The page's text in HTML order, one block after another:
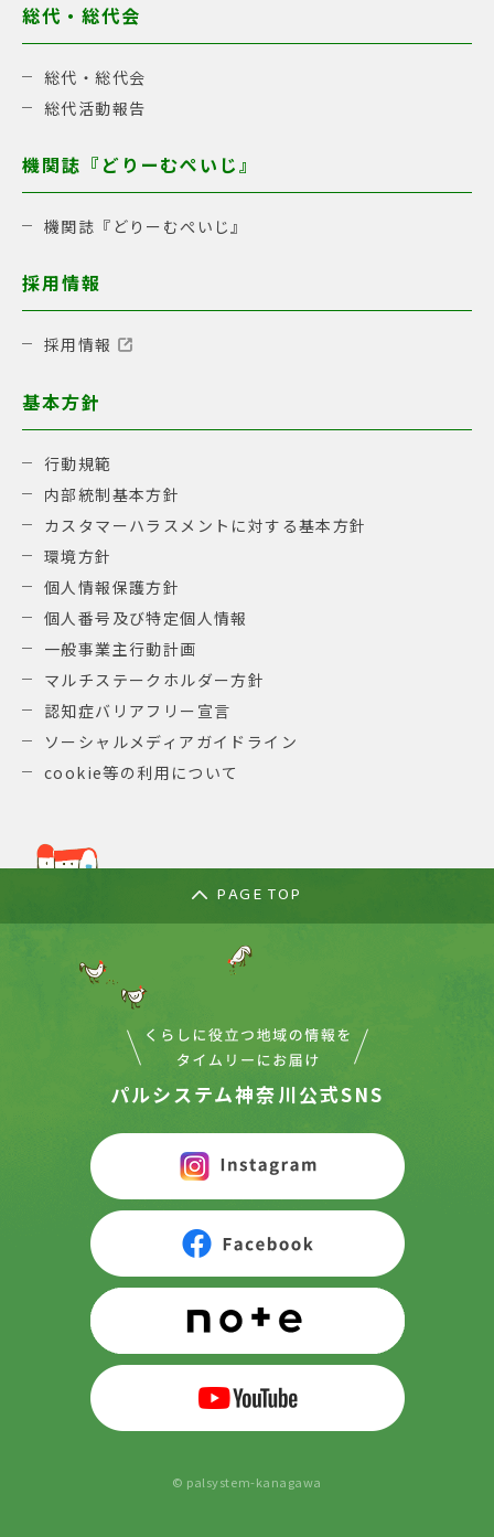
総代・総代会
総代・総代会
総代活動報告
機関誌『どりーむぺいじ』
機関誌『どりーむぺいじ』
採用情報
採用情報
基本方針
行動規範
内部統制基本方針
カスタマーハラスメントに対する基本方針
環境方針
個人情報保護方針
個人番号及び特定個人情報
一般事業主行動計画
マルチステークホルダー方針
認知症バリアフリー宣言
ソーシャルメディアガイドライン
cookie等の利用について
PAGE TOP
パルシステム神奈川公式SNS
© palsystem-kanagawa